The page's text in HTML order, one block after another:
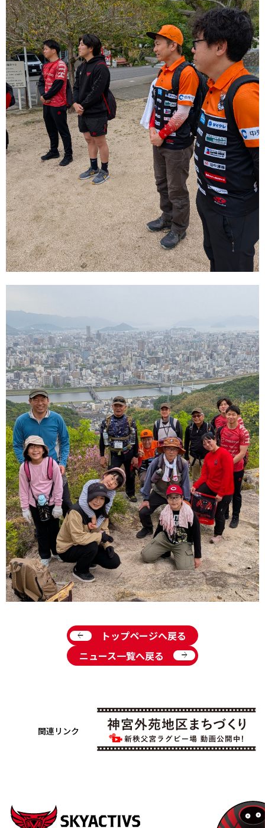
arrow_back
トップページへ戻る
ニュース一覧へ戻る
arrow_forward
関連リンク